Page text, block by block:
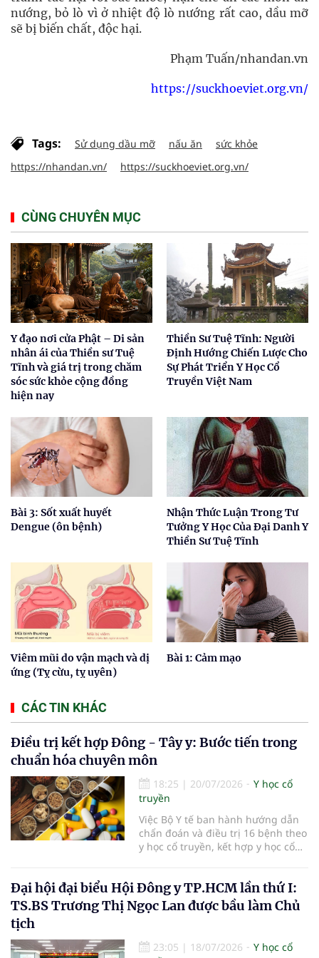
nướng, bỏ lò vì ở nhiệt độ lò nướng rất cao, dầu mỡ
sẽ bị biến chất, độc hại.
Phạm Tuấn/nhandan.vn
https://suckhoeviet.org.vn/
Tags: Sử dụng dầu mỡ nấu ăn
sức khỏe
https://nhandan.vn/
https://suckhoeviet.org.vn/
CÙNG CHUYÊN MỤC
Y đạo nơi cửa Phật – Di sản
nhân ái của Thiền sư Tuệ
Tĩnh và giá trị trong chăm
sóc sức khỏe cộng đồng
hiện nay
Thiền Sư Tuệ Tĩnh: Người
Định Hướng Chiến Lược Cho
Sự Phát Triển Y Học Cổ
Truyền Việt Nam
Bài 3: Sốt xuất huyết
Dengue (ôn bệnh)
Nhận Thức Luận Trong Tư
Tưởng Y Học Của Đại Danh Y
Thiền Sư Tuệ Tĩnh
Viêm mũi do vận mạch và dị
ứng (Tỵ cừu, tỵ uyên)
Bài 1: Cảm mạo
CÁC TIN KHÁC
Điều trị kết hợp Đông - Tây y: Bước tiến trong
chuẩn hóa chuyên môn
18:25 | 20/07/2026
Y học cổ
truyền
Việc Bộ Y tế ban hành hướng dẫn
chẩn đoán và điều trị 16 bệnh theo
y học cổ truyền, kết hợp y học cổ
nhất cho các cơ sở khám, chữa
bệnh. Giá trị của tài liệu không chỉ
nằm ở việc mở rộng danh mục
đúng chỉ định, kiểm soát an toàn
và phát huy hợp lý thế mạnh của
Đại hội đại biểu Hội Đông y TP.HCM lần thứ I:
TS.BS Trương Thị Ngọc Lan được bầu làm Chủ
tịch
23:05 | 18/07/2026
Y học cổ